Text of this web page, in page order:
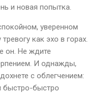
и новая попытка.
уверенном
как эхо в горах.
он. Не ждите
И однажды,
с облегчением:
быстро-быстро